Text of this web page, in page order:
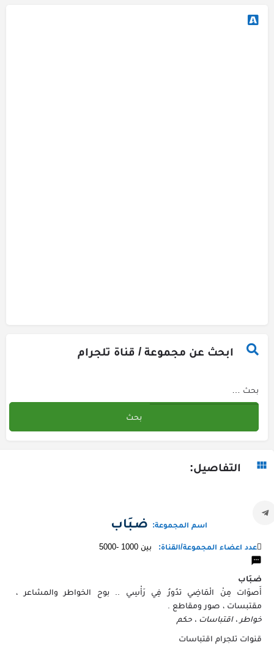
ابحث عن مجموعة / قناة تلجرام
التفاصيل:
اسم المجموعة: ضـبَاب
عدد اعضاء المجموعة/القناة: بين 1000 -5000
ضـبَاب
أَصوَات مِنْ الْمَاضِي تدُورُ فِي رَأْسِي .. بوح الخواطر والمشاعر ،
مقتبسات ، صور ومقاطع .
خواطر ، اقتباسات ، حكم
قنوات تلجرام اقتباسات